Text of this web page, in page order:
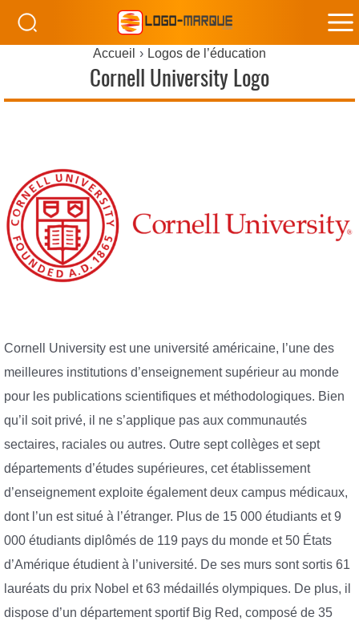
Accueil Logos de l’éducation
Cornell University Logo
Cornell University est une université américaine, l’une des
meilleures institutions d’enseignement supérieur au monde
pour les publications scientifiques et méthodologiques. Bien
qu’il soit privé, il ne s’applique pas aux communautés
sectaires, raciales ou autres. Outre sept collèges et sept
départements d’études supérieures, cet établissement
d’enseignement exploite également deux campus médicaux,
dont l’un est situé à l’étranger. Plus de 15 000 étudiants et 9
000 étudiants diplômés de 119 pays du monde et 50 États
d’Amérique étudient à l’université. De ses murs sont sortis 61
lauréats du prix Nobel et 63 médaillés olympiques. De plus, il
dispose d’un département sportif Big Red, composé de 35